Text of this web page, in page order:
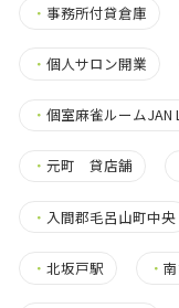
・ 事務所付貸倉庫
・ 個人サロン開業
・ 個室麻雀ルームJAN
・ 元町 貸店舗
・ 入間郡毛呂山町中央
・ 北坂戸駅 ・